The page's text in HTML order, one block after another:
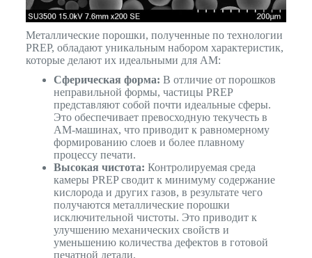
Металлические порошки, полученные по технологии
PREP, обладают уникальным набором характеристик,
которые делают их идеальными для AM:
Сферическая форма: В отличие от порошков
неправильной формы, частицы PREP
представляют собой почти идеальные сферы.
Это обеспечивает превосходную текучесть в
AM-машинах, что приводит к равномерному
формированию слоев и более плавному
процессу печати.
Высокая чистота: Контролируемая среда
камеры PREP сводит к минимуму содержание
кислорода и других газов, в результате чего
получаются металлические порошки
исключительной чистоты. Это приводит к
улучшению механических свойств и
уменьшению количества дефектов в готовой
печатной детали.